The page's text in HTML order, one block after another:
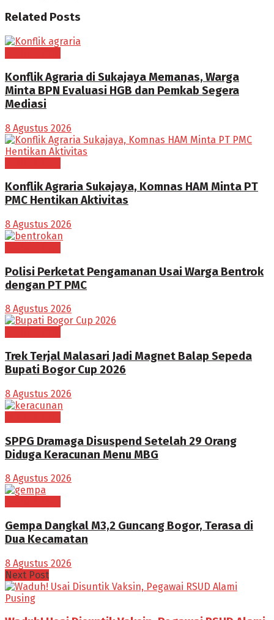
Related Posts
Konflik Agraria di Sukajaya Memanas, Warga
Minta BPN Evaluasi HGB dan Pemkab Segera
Mediasi
8 Agustus 2026
Konflik Agraria Sukajaya, Komnas HAM Minta PT
PMC Hentikan Aktivitas
8 Agustus 2026
Polisi Perketat Pengamanan Usai Warga Bentrok
dengan PT PMC
8 Agustus 2026
Trek Terjal Malasari Jadi Magnet Balap Sepeda
Bupati Bogor Cup 2026
8 Agustus 2026
SPPG Dramaga Disuspend Setelah 29 Orang
Diduga Keracunan Menu MBG
8 Agustus 2026
Gempa Dangkal M3,2 Guncang Bogor, Terasa di
Dua Kecamatan
8 Agustus 2026
Next Post